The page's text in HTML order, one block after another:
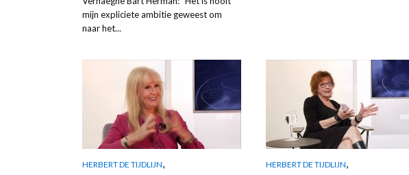
mijn expliciete ambitie geweest om
naar het...
HERBERT DE TIJDLIJN, HERBERT DE TIJDLIJN,